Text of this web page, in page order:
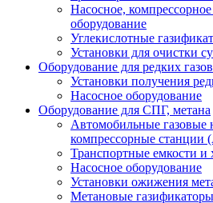
Насосное,
оборудование
Углекислотные
Установки для очистки
Оборудование для редких газов
Установки получения
Насосное оборудование
Оборудование для СПГ, метана
Автомобильные газовые
компрессорные
Транспортные емкости и
Насосное оборудование
Установки ожижения
Метановые